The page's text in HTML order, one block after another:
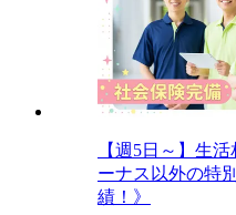
【週5日～】生
ーナス以外の特
績！》